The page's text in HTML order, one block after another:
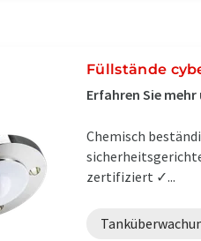
Füllstände
Erfahren Sie
Chemisch
zertifiziert ✓...